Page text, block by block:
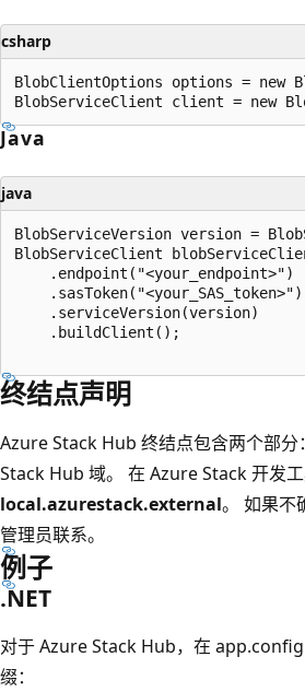
csharp
BlobClientOptions options = new
Java
java
BlobServiceVersion version =
BlobServiceClient
    .endpoint("<your_endpoint>")
    .sasToken("<your_SAS_token>")
    .serviceVersion(version)
    .buildClient();
终结点声明
Azure Stack Hub 终结点包含两个部
Stack Hub 域。 在 Azure Stack 开发
local.azurestack.external。 如果不
管理员联系。
例子
.NET
对于 Azure Stack Hub，在
缀：